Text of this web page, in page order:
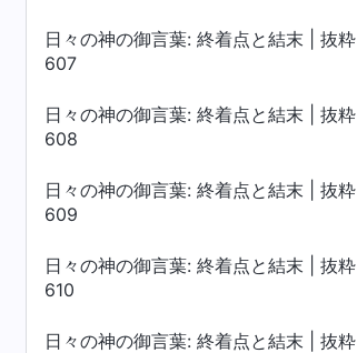
日々の神の御言葉: 終着点と結末 | 抜粋
607
日々の神の御言葉: 終着点と結末 | 抜粋
608
日々の神の御言葉: 終着点と結末 | 抜粋
609
日々の神の御言葉: 終着点と結末 | 抜粋
610
日々の神の御言葉: 終着点と結末 | 抜粋